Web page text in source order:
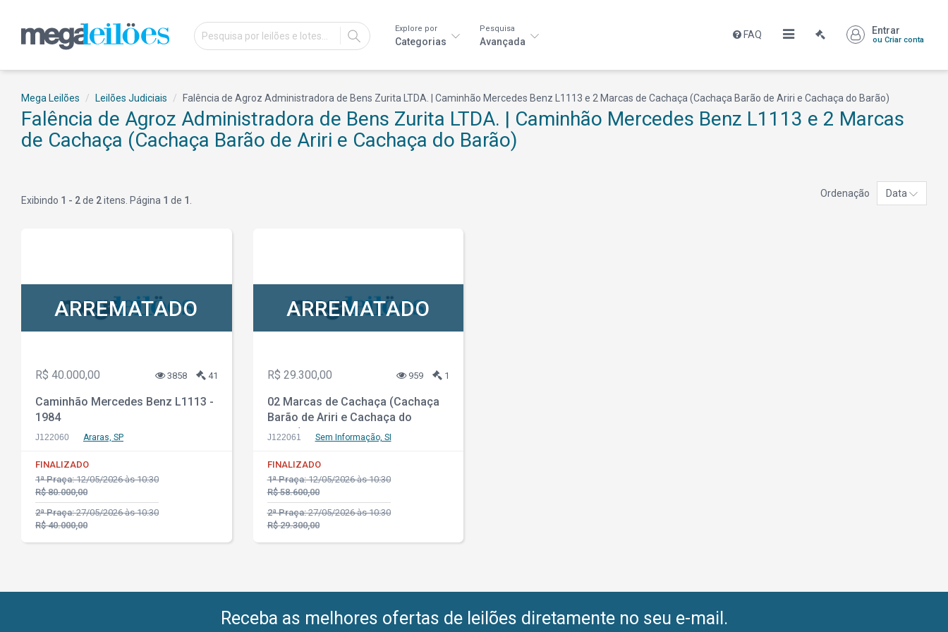
IR
Explore por
Categorias
Pesquisa
Avançada
FAQ Entrar
ou Criar conta
Mega Leilões Leilões Judiciais Falência de Agroz Administradora de Bens Zurita LTDA. | Caminhão Mercedes Benz L1113 e 2 Marcas de Cachaça (Cachaça Barão de Ariri e Cachaça do Barão)
Falência de Agroz Administradora de Bens Zurita LTDA. | Caminhão Mercedes Benz L1113 e 2 Marcas
de Cachaça (Cachaça Barão de Ariri e Cachaça do Barão)
Exibindo 1 - 2de 2itens. Página 1 de 1
Ordenação Data
ARREMATADO
R$ 40.000,00 3858 41
Caminhão Mercedes Benz L1113 -
1984
J122060 Araras, SP
FINALIZADO
1ª Praça:12/05/2026 às 10:30
R$ 80.000,00
2ª Praça:27/05/2026 às 10:30
R$ 40.000,00
ARREMATADO
R$ 29.300,00 959 1
02 Marcas de Cachaça (Cachaça
Barão de Ariri e Cachaça do
Barão) Registradas no INPI
J122061 Sem Informação, SI
FINALIZADO
1ª Praça:12/05/2026 às 10:30
R$ 58.600,00
2ª Praça:27/05/2026 às 10:30
R$ 29.300,00
Receba as melhores ofertas de leilões diretamente no seu e-mail.